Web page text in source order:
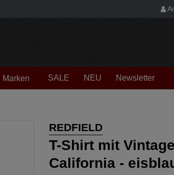
Marken SALE NEU Newsletter
REDFIELD
T-Shirt mit
California -